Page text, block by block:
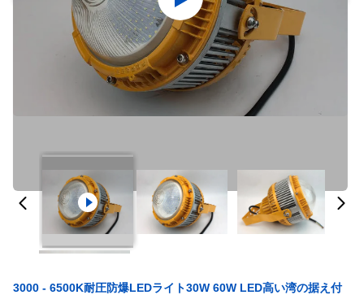
3000 - 6500K耐圧防爆LEDライト30W 60W LED高い湾の据え付